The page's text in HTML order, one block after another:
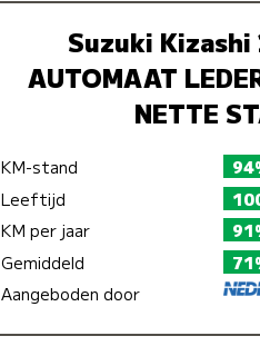
Suzuki
AUTOMAAT
NETTE
KM-stand
Leeftijd
KM per jaar
Gemiddeld
Aangeboden door